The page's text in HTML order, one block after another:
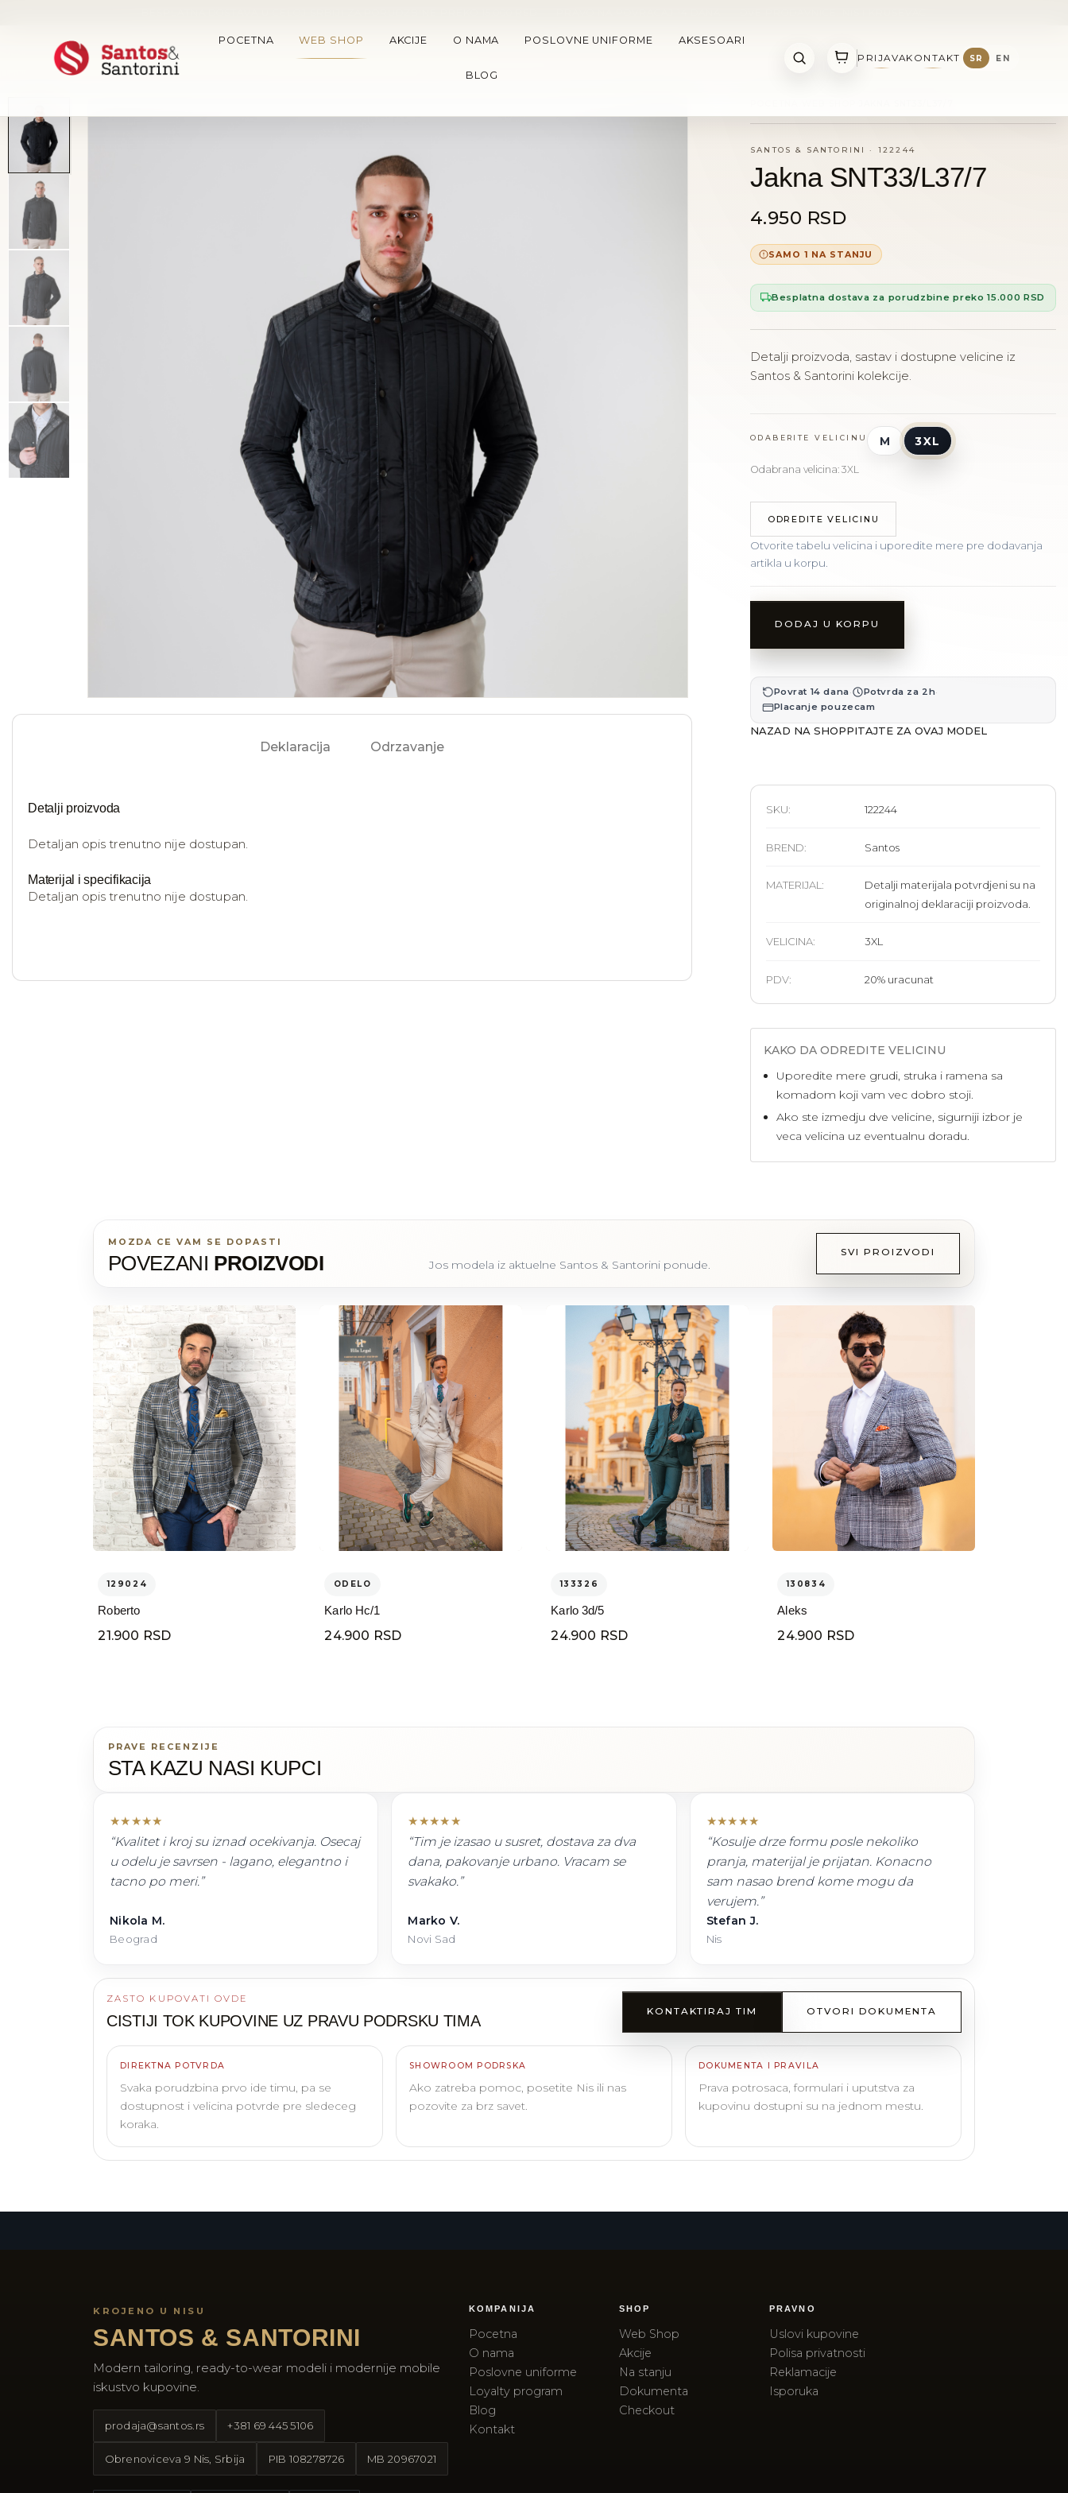
POCETNA WEB SHOP AKCIJE O NAMA POSLOVNE UNIFORME AKSESOARI
BLOG
PRIJAVAKONTAKT SR EN
Deklaracija Odrzavanje
Detalji proizvoda
Detaljan opis trenutno nije dostupan.
Materijal i specifikacija
Detaljan opis trenutno nije dostupan.
SANTOS & SANTORINI · 122244
Jakna SNT33/L37/7
4.950 RSD
SAMO 1 NA STANJU
Besplatna dostava za porudzbine preko 15.000 RSD
Detalji proizvoda, sastav i dostupne velicine iz
Santos & Santorini kolekcije.
ODABERITE VELICINU M 3XL
Odabrana velicina: 3XL
ODREDITE VELICINU
Otvorite tabelu velicina i uporedite mere pre dodavanja
artikla u korpu.
DODAJ U KORPU
Povrat 14 dana· Potvrda za 2h·
Placanje pouzecam
NAZAD NA SHOPPITAJTE ZA OVAJ MODEL
SKU: 122244
BREND: Santos
MATERIJAL :
Detalji materijala potvrdjeni su na
originalnoj deklaraciji proizvoda.
VELICINA: 3XL
PDV: 20% uracunat
KAKO DA ODREDITE VELICINU
Uporedite mere grudi, struka i ramena sa
komadom koji vam vec dobro stoji.
Ako ste izmedju dve velicine, sigurniji izbor je
veca velicina uz eventualnu doradu.
MOZDA CE VAM SE DOPASTI
POVEZANI PROIZVODI Jos modela iz aktuelne Santos & Santorini ponude.
SVI PROIZVODI
129024
Roberto
21.900 RSD
ODELO
Karlo Hc/1
24.900 RSD
133326
Karlo 3d/5
24.900 RSD
130834
Aleks
24.900 RSD
PRAVE RECENZIJE
STA KAZU NASI KUPCI
★★★★★
“Kvalitet i kroj su iznad ocekivanja. Osecaj
u odelu je savrsen - lagano, elegantno i
tacno po meri.”
Nikola M.
Beograd
★★★★★
“Tim je izasao u susret, dostava za dva
dana, pakovanje urbano. Vracam se
svakako.”
Marko V.
Novi Sad
★★★★★
“Kosulje drze formu posle nekoliko
pranja, materijal je prijatan. Konacno
sam nasao brend kome mogu da
verujem.”
Stefan J.
Nis
ZASTO KUPOVATI OVDE
CISTIJI TOK KUPOVINE UZ PRAVU PODRSKU TIMA
KONTAKTIRAJ TIM OTVORI DOKUMENTA
DIREKTNA POTVRDA
Svaka porudzbina prvo ide timu, pa se
dostupnost i velicina potvrde pre sledeceg
koraka.
SHOWROOM PODRSKA
Ako zatreba pomoc, posetite Nis ili nas
pozovite za brz savet.
DOKUMENTA I PRAVILA
Prava potrosaca, formulari i uputstva za
kupovinu dostupni su na jednom mestu.
KROJENO U NISU
SANTOS & SANTORINI
Modern tailoring, ready-to-wear modeli i modernije mobile
iskustvo kupovine.
prodaja@santos.rs +381 69 445 5106
Obrenoviceva 9 Nis, Srbija PIB 108278726 MB20967021
KOMPANIJA
Pocetna
O nama
Poslovne uniforme
Loyalty program
Blog
Kontakt
SHOP
Web Shop
Akcije
Na stanju
Dokumenta
Checkout
PRAVNO
Uslovi kupovine
Polisa privatnosti
Reklamacije
Isporuka